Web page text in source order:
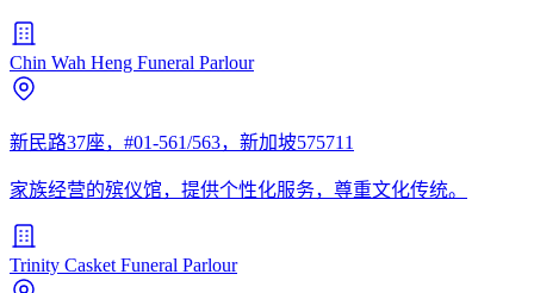
Chin Wah Heng Funeral Parlour
新民路37座，#01-561/563，新加坡575711
家族经营的殡仪馆，提供个性化服务，尊重文化传统。
Trinity Casket Funeral Parlour